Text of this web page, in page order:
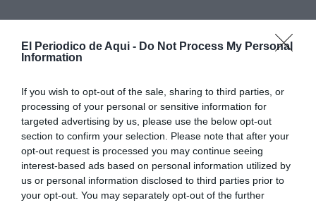
El Periodico de Aqui - Do Not Process My Personal
Information
If you wish to opt-out of the sale, sharing to third parties, or
processing of your personal or sensitive information for
targeted advertising by us, please use the below opt-out
section to confirm your selection. Please note that after your
opt-out request is processed you may continue seeing
interest-based ads based on personal information utilized by
us or personal information disclosed to third parties prior to
your opt-out. You may separately opt-out of the further